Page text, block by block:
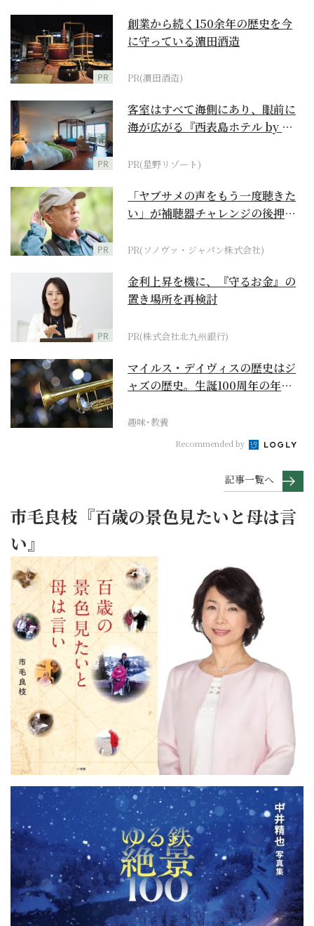
PR
創業から続く150余年の歴史を今
に守っている濵田酒造
PR(濵田酒造)
PR
客室はすべて海側にあり、眼前に
海が広がる『西表島ホテル by 星
PR(星野リゾート)
PR
「ヤブサメの声をもう一度聴きた
い」が補聴器チャレンジの後押し
PR(ソノヴァ・ジャパン株式会社)
PR
金利上昇を機に、『守るお金』の
置き場所を再検討
PR(株式会社北九州銀行)
マイルス・デイヴィスの歴史はジ
ャズの歴史。生誕100周年の年に
趣味･教養
Recommended by
記事一覧へ
市毛良枝『百歳の景色見たいと母は言
い』